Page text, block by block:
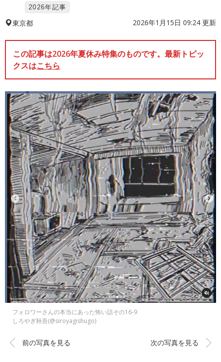
2026年記事
東京都 2026年1月15日 09:24 更新
この記事は2026年夏休み特集のものです。最新トピッ
クスはこちら
フォロワーさんの本当にあった怖い話その16‐9
しろやぎ秋吾(@siroyagishugo)
前の写真を見る 次の写真を見る